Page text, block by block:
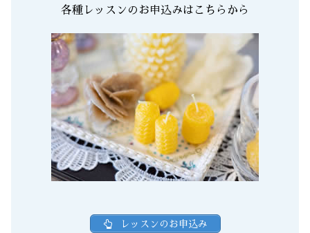
各種レッスンのお申込みはこちらから
レッスンのお申込み